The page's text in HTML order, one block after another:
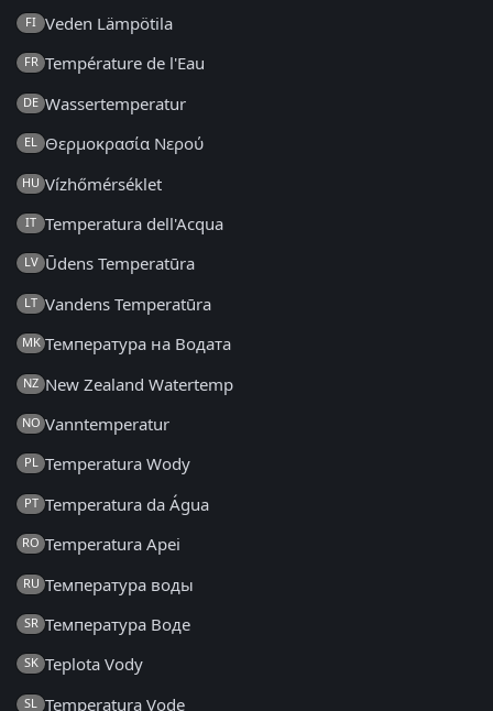
FI Veden Lämpötila
FR Température de l'Eau
DE Wassertemperatur
EL Θερμοκρασία Νερού
HU Vízhőmérséklet
IT Temperatura dell'Acqua
LV Ūdens Temperatūra
LT Vandens Temperatūra
MK Температура на Водата
NZ New Zealand Watertemp
NO Vanntemperatur
PL Temperatura Wody
PT Temperatura da Água
RO Temperatura Apei
RU Температура воды
SR Температура Воде
SK Teplota Vody
SL Temperatura Vode